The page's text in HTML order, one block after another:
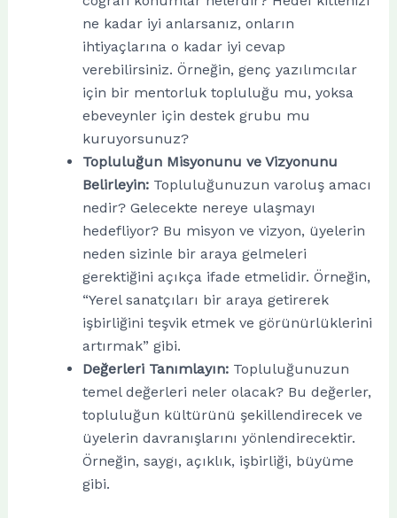
ne kadar iyi anlarsanız, onların
ihtiyaçlarına o kadar iyi cevap
verebilirsiniz. Örneğin, genç yazılımcılar
için bir mentorluk topluluğu mu, yoksa
ebeveynler için destek grubu mu
kuruyorsunuz?
Topluluğun Misyonunu ve Vizyonunu
Belirleyin:Topluluğunuzun varoluş amacı
nedir? Gelecekte nereye ulaşmayı
hedefliyor? Bu misyon ve vizyon, üyelerin
neden sizinle bir araya gelmeleri
gerektiğini açıkça ifade etmelidir. Örneğin,
“Yerel sanatçıları bir araya getirerek
işbirliğini teşvik etmek ve görünürlüklerini
artırmak” gibi.
Değerleri Tanımlayın:Topluluğunuzun
temel değerleri neler olacak? Bu değerler,
topluluğun kültürünü şekillendirecek ve
üyelerin davranışlarını yönlendirecektir.
Örneğin, saygı, açıklık, işbirliği, büyüme
gibi.